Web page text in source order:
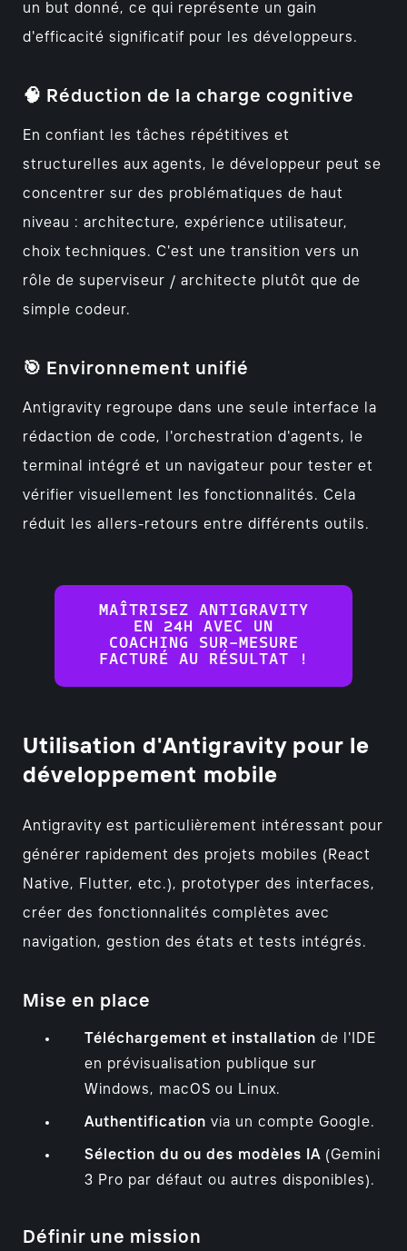
un but donné, ce qui représente un gain
d'efficacité significatif pour les développeurs.
🧠 Réduction de la charge cognitive
En confiant les tâches répétitives et
structurelles aux agents, le développeur peut se
concentrer sur des problématiques de haut
niveau : architecture, expérience utilisateur,
choix techniques. C'est une transition vers un
rôle de superviseur / architecte plutôt que de
simple codeur.
🎯 Environnement unifié
Antigravity regroupe dans une seule interface la
rédaction de code, l'orchestration d'agents, le
terminal intégré et un navigateur pour tester et
vérifier visuellement les fonctionnalités. Cela
réduit les allers-retours entre différents outils.
MAÎTRISEZ ANTIGRAVITY
EN 24H AVEC UN
COACHING SUR-MESURE
FACTURÉ AU RÉSULTAT !
Utilisation d'Antigravity pour le
développement mobile
Antigravity est particulièrement intéressant pour
générer rapidement des projets mobiles (React
Native, Flutter, etc.), prototyper des interfaces,
créer des fonctionnalités complètes avec
navigation, gestion des états et tests intégrés.
Mise en place
Téléchargement et installation de l'IDE
en prévisualisation publique sur
Windows, macOS ou Linux.
Authentification via un compte Google.
Sélection du ou des modèles IA (Gemini
3 Pro par défaut ou autres disponibles).
Définir une mission